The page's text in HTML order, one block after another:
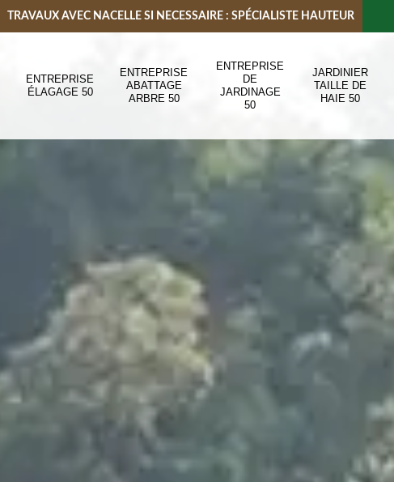
TRAVAUX AVEC NACELLE SI NECESSAIRE : SPÉCIALISTE HAUTEUR
ENTREPRISE
ÉLAGAGE 50
ENTREPRISE
ABATTAGE
ARBRE 50
ENTREPRISE
DE
JARDINAGE
50
JARDINIER
TAILLE DE
HAIE 50